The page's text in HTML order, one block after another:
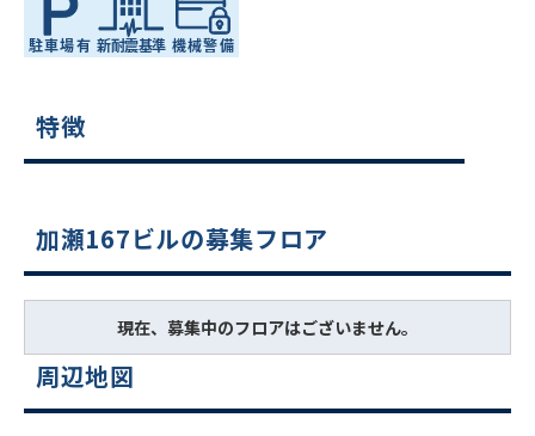
特徴
加瀬167ビルの募集フロア
現在、募集中のフロアはございません。
周辺地図